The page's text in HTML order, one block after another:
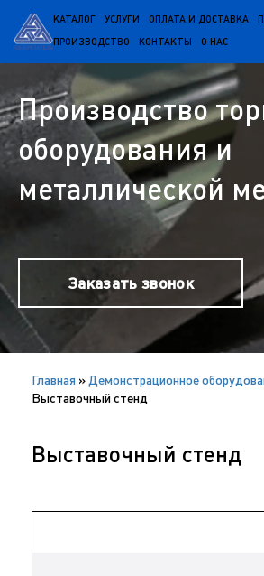
КАТАЛОГ УСЛУГИ ОПЛАТА И ДОСТАВКА
ПРОИЗВОДСТВО КОНТАКТЫ О НАС
Производство
оборудования и
металлической
Заказать звонок
Главная » Демонстрационное
Выставочный стенд
Выставочный стенд